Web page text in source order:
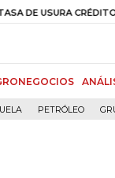
CRÉDITO
PETRÓLEO